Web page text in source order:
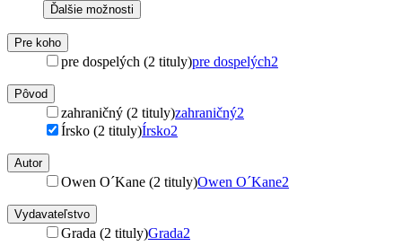
Ďalšie možnosti
Pre koho
pre dospelých (2 tituly)pre dospelých2
Pôvod
zahraničný (2 tituly)zahraničný2
Írsko (2 tituly)Írsko2
Autor
Owen O´Kane (2 tituly)Owen O´Kane2
Vydavateľstvo
Grada (2 tituly)Grada2